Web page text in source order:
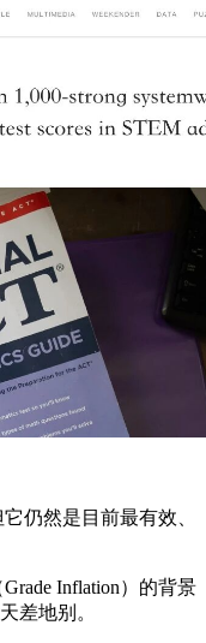
仍然是目前最有效、
Inflation）的背景
差地别。